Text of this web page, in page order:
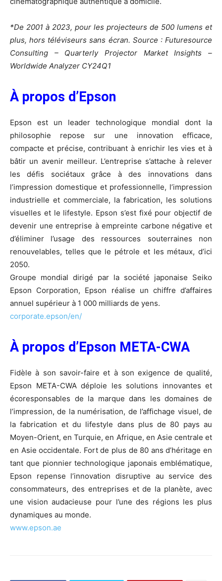
*De 2001 à 2023, pour les projecteurs de 500 lumens et
plus, hors téléviseurs sans écran. Source : Futuresource
Consulting – Quarterly Projector Market Insights –
Worldwide Analyzer CY24Q1
À propos d’Epson
Epson est un leader technologique mondial dont la
philosophie repose sur une innovation efficace,
compacte et précise, contribuant à enrichir les vies et à
bâtir un avenir meilleur. L’entreprise s’attache à relever
les défis sociétaux grâce à des innovations dans
l’impression domestique et professionnelle, l’impression
industrielle et commerciale, la fabrication, les solutions
visuelles et le lifestyle. Epson s’est fixé pour objectif de
devenir une entreprise à empreinte carbone négative et
d’éliminer l’usage des ressources souterraines non
renouvelables, telles que le pétrole et les métaux, d’ici
2050.
Groupe mondial dirigé par la société japonaise Seiko
Epson Corporation, Epson réalise un chiffre d’affaires
annuel supérieur à 1 000 milliards de yens.
corporate.epson/en/
À propos d’Epson META-CWA
Fidèle à son savoir-faire et à son exigence de qualité,
Epson META-CWA déploie les solutions innovantes et
écoresponsables de la marque dans les domaines de
l’impression, de la numérisation, de l’affichage visuel, de
la fabrication et du lifestyle dans plus de 80 pays au
Moyen-Orient, en Turquie, en Afrique, en Asie centrale et
en Asie occidentale. Fort de plus de 80 ans d’héritage en
tant que pionnier technologique japonais emblématique,
Epson repense l’innovation disruptive au service des
consommateurs, des entreprises et de la planète, avec
une vision audacieuse pour l’une des régions les plus
dynamiques au monde.
www.epson.ae